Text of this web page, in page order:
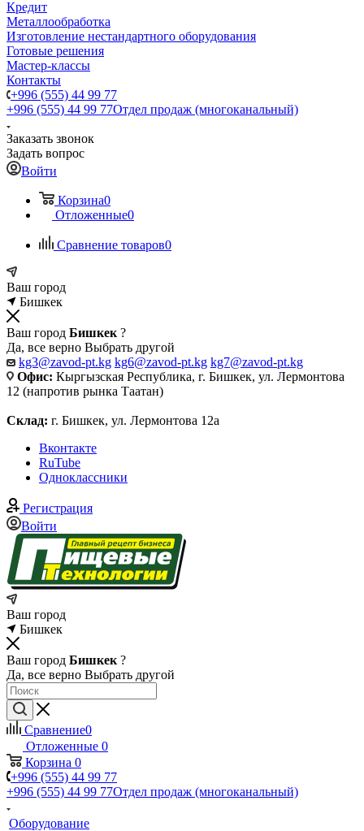
Кредит
Металлообработка
Изготовление нестандартного оборудования
Готовые решения
Мастер-классы
Контакты
+996 (555) 44 99 77
+996 (555) 44 99 77Отдел продаж (многоканальный)
Заказать звонок
Задать вопрос
Войти
Корзина0
Отложенные0
Сравнение товаров0
Ваш город
Бишкек
Ваш город Бишкек ?
Да, все верно Выбрать другой
kg3@zavod-pt.kg kg6@zavod-pt.kg kg7@zavod-pt.kg
Офис: Кыргызская Республика, г. Бишкек, ул. Лермонтова
12 (напротив рынка Таатан)
Склад: г. Бишкек, ул. Лермонтова 12а
Вконтакте
RuTube
Одноклассники
Регистрация
Войти
Ваш город
Бишкек
Ваш город Бишкек ?
Да, все верно Выбрать другой
Сравнение0
Отложенные 0
Корзина 0
+996 (555) 44 99 77
+996 (555) 44 99 77Отдел продаж (многоканальный)
Оборудование